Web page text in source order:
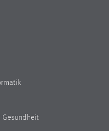
Gesundheit
von Drittanbietern